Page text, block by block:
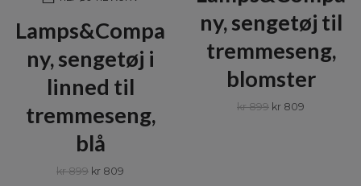
Lamps&Compa
ny, sengetøj i
linned til
tremmeseng,
blå
kr 899 kr 809
ny, sengetøj til
tremmeseng,
blomster
kr 899 kr 809